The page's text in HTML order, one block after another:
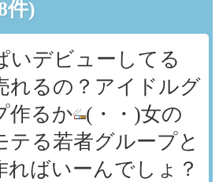
件)
いデビューしてる
れるの？アイドルグ
作るか
(・・)女の
テる若者グループと
ればいーんでしょ？